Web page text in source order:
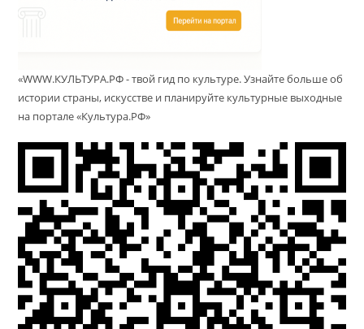
«WWW.КУЛЬТУРА.РФ - твой гид по культуре. Узнайте больше об
истории страны, искусстве и планируйте культурные выходные
на портале «Культура.РФ»